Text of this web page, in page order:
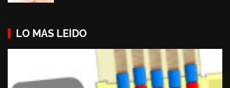
LO MÁS LEÍDO